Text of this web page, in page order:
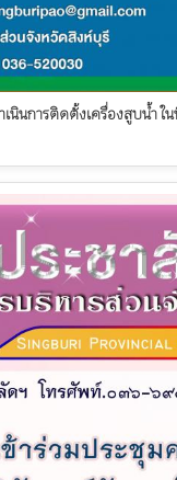
นินการติดตั้งเครื่องสูบน้ำ ใ